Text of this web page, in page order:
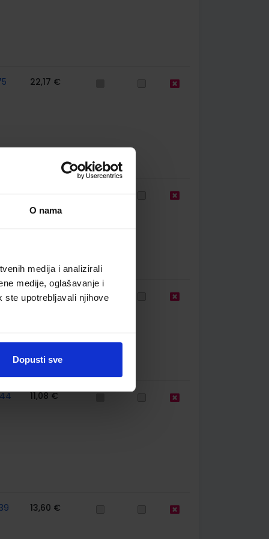
O nama
medija i analizirali
medije, oglašavanje i
ste upotrebljavali njihove
Dopusti sve
22,17 €
11,08 €
13,60 €
11,08 €
13,60 €